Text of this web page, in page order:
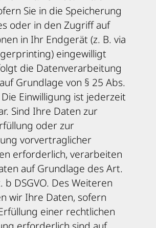
Sie in die Speicherung
oder in den Zugriff auf
in Ihr Endgerät (z. B. via
eingewilligt
die Datenverarbeitung
Grundlage von § 25 Abs.
Die Einwilligung ist jederzeit
Sind Ihre Daten zur
oder zur
vorvertraglicher
erforderlich, verarbeiten
auf Grundlage des Art.
b DSGVO. Des Weiteren
wir Ihre Daten, sofern
einer rechtlichen